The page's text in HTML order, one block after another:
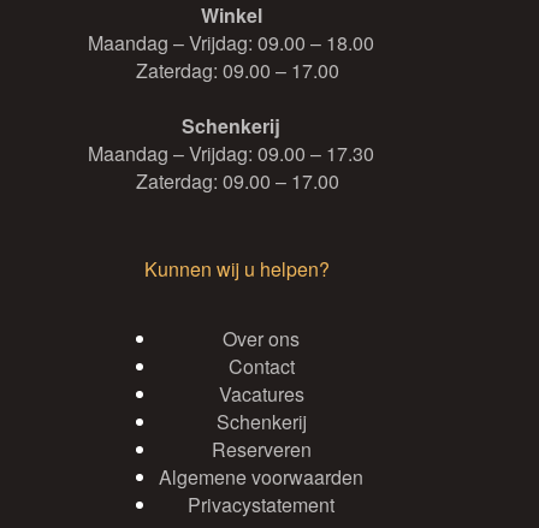
Winkel
Maandag – Vrijdag: 09.00 – 18.00
Zaterdag: 09.00 – 17.00
Schenkerij
Maandag – Vrijdag: 09.00 – 17.30
Zaterdag: 09.00 – 17.00
Kunnen wij u helpen?
Over ons
Contact
Vacatures
Schenkerij
Reserveren
Algemene voorwaarden
Privacystatement